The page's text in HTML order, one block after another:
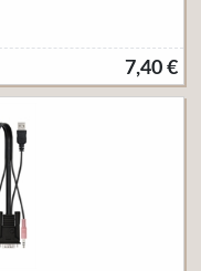
7,40 €